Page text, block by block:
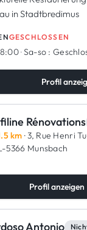
in Stadtbredimus
GESCHLOSSEN
·Sa-so :
Profil
Rénovations
km · 3, Rue Henri
5366 Munsbach
Profil anzeigen
Antonio